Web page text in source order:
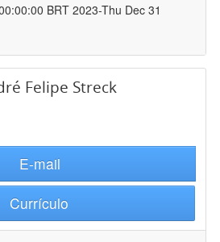
BRT 2023-Thu Dec 31
Felipe Streck
E-mail
Currículo